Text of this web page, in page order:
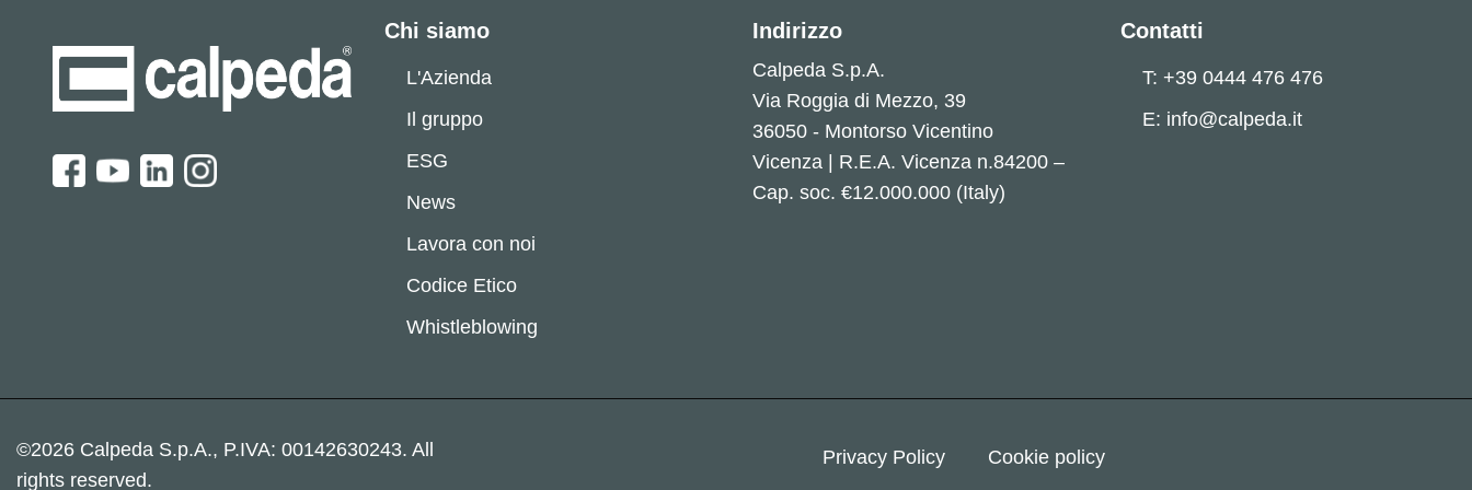
Chi siamo
L'Azienda
Il gruppo
ESG
News
Lavora con noi
Codice Etico
Whistleblowing
Indirizzo
Calpeda S.p.A.
Via Roggia di Mezzo, 39
36050 - Montorso Vicentino
Vicenza | R.E.A. Vicenza n.84200 –
Cap. soc. €12.000.000 (Italy)
Contatti
T: +39 0444 476 476
E: info@calpeda.it
©2026 Calpeda S.p.A., P.IVA: 00142630243. All
rights reserved.
Privacy Policy Cookie policy